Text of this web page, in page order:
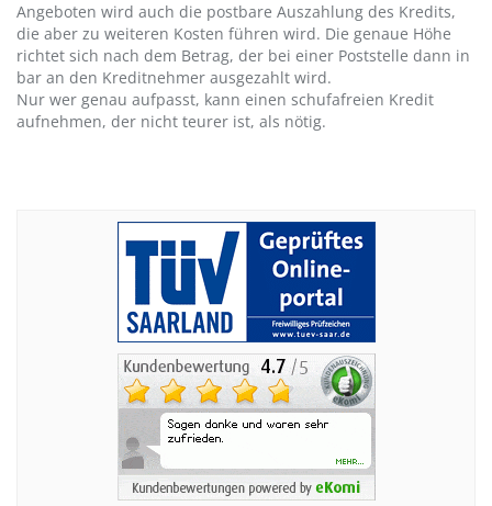
Angeboten wird auch die postbare Auszahlung des Kredits,
die aber zu weiteren Kosten führen wird. Die genaue Höhe
richtet sich nach dem Betrag, der bei einer Poststelle dann in
bar an den Kreditnehmer ausgezahlt wird.
Nur wer genau aufpasst, kann einen schufafreien Kredit
aufnehmen, der nicht teurer ist, als nötig.